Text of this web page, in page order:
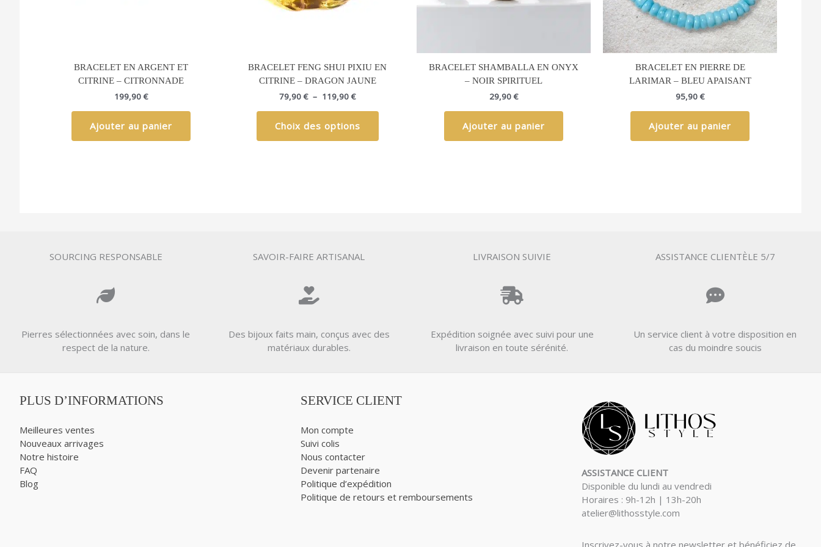
BRACELET EN ARGENT ET
CITRINE – CITRONNADE
199,90€
Ajouter au panier
BRACELET FENG SHUI PIXIU EN
CITRINE – DRAGON JAUNE
79,90€ – 119,90€
Choix des options
produit
BRACELET SHAMBALLA EN ONYX
– NOIR SPIRITUEL
29,90€
Ajouter au panier
BRACELET EN PIERRE DE
LARIMAR – BLEU APAISANT
95,90€
Ajouter au panier
SOURCING RESPONSABLE
Pierres sélectionnées avec soin, dans le
respect de la nature.
SAVOIR-FAIRE ARTISANAL
Des bijoux faits main, conçus avec des
matériaux durables.
LIVRAISON SUIVIE
Expédition soignée avec suivi pour une
livraison en toute sérénité.
ASSISTANCE CLIENTÈLE 5/7
Un service client à votre disposition en
cas du moindre soucis
PLUS D’INFORMATIONS
Meilleures ventes
Nouveaux arrivages
Notre histoire
FAQ
Blog
SERVICE CLIENT
Mon compte
Suivi colis
Nous contacter
Devenir partenaire
Politique d’expédition
Politique de retours et remboursements
ASSISTANCE CLIENT
Disponible du lundi au vendredi
Horaires : 9h-12h | 13h-20h
atelier@lithosstyle.com
Inscrivez-vous à notre newsletter et bénéficiez de